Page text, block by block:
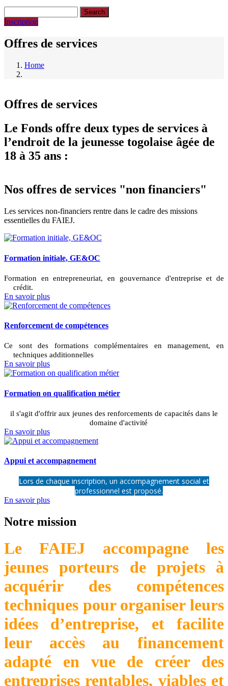
Inscription
Offres de services
Breadcrumb
Home
Offres de services
Le Fonds offre deux types de services à
l’endroit de la jeunesse togolaise âgée de
18 à 35 ans :
Nos offres de services "non financiers"
Les services non-financiers rentre dans le cadre des missions
essentielles du FAIEJ.
Formation initiale, GE&OC
Formation en entrepreneuriat, en gouvernance d'entreprise et de
crédit.
En savoir plus
Renforcement de compétences
Ce sont des formations complémentaires en management, en
techniques additionnelles
En savoir plus
Formation on qualification métier
il s'agit d'offrir aux jeunes des renforcements de capacités dans le
domaine d'activité
En savoir plus
Appui et accompagnement
Lors de chaque inscription, un accompagnement social et
professionnel est proposé.
En savoir plus
Notre mission
Le FAIEJ accompagne les
jeunes porteurs de projets à
acquérir des compétences
techniques pour organiser leurs
idées d’entreprise, et facilite
leur accès au financement
adapté en vue de créer des
entreprises rentables, viables et